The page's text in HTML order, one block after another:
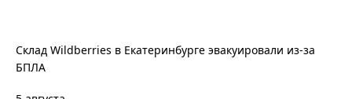
Склад Wildberries в Екатеринбурге эвакуировали из-за
БПЛА